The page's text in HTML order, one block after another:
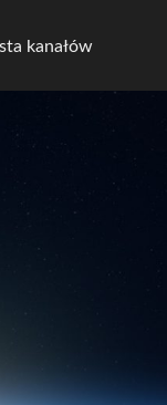
kanałów